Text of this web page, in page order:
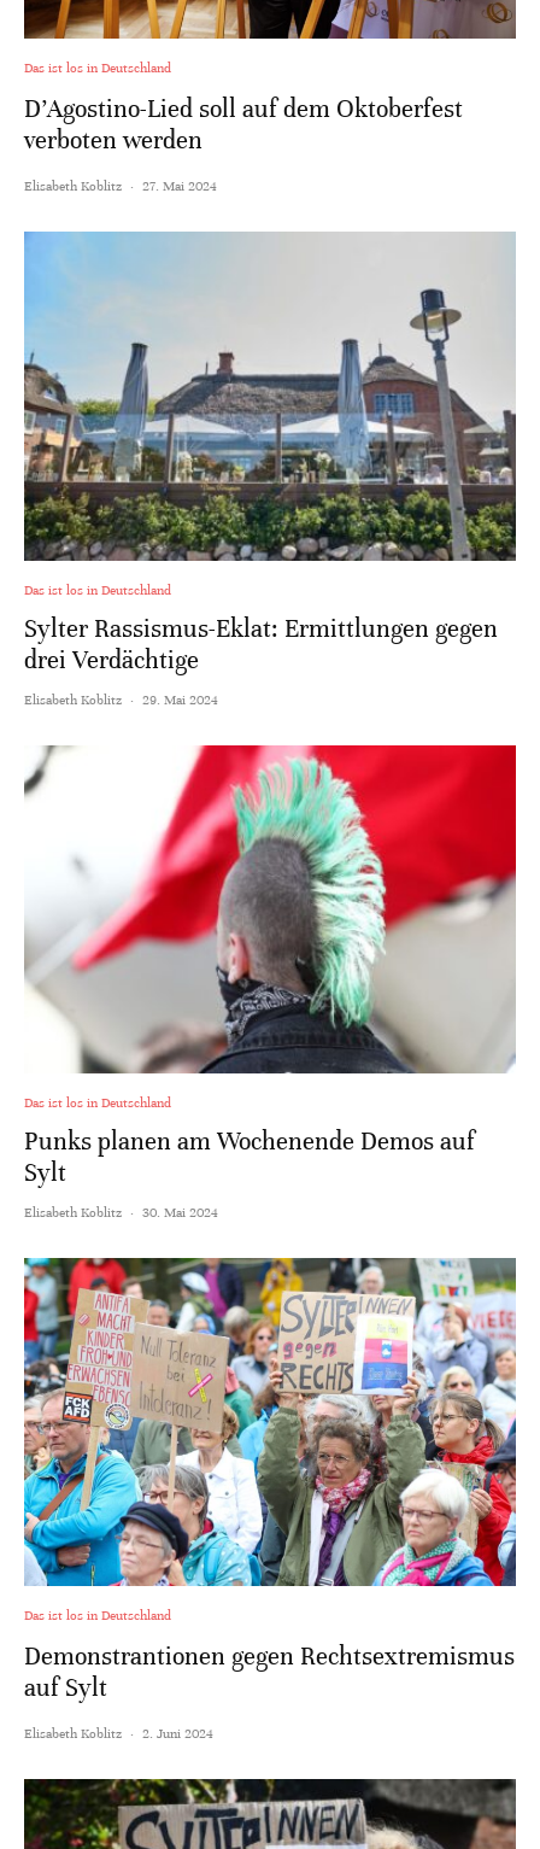
Das ist los in Deutschland
D’Agostino-Lied soll auf dem Oktoberfest
verboten werden
Elisabeth Koblitz · 27. Mai 2024
Das ist los in Deutschland
Sylter Rassismus-Eklat: Ermittlungen gegen
drei Verdächtige
Elisabeth Koblitz · 29. Mai 2024
Das ist los in Deutschland
Punks planen am Wochenende Demos auf
Sylt
Elisabeth Koblitz · 30. Mai 2024
Das ist los in Deutschland
Demonstrantionen gegen Rechtsextremismus
auf Sylt
Elisabeth Koblitz · 2. Juni 2024